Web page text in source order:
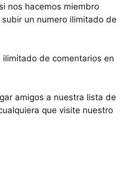
nos hacemos miembro
un numero ilimitado de
ilimitado de comentarios en
amigos a nuestra lista de
que visite nuestro